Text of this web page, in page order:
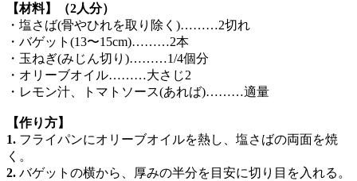
【材料】（2人分）
・塩さば(骨やひれを取り除く)………2切れ
・バゲット(13〜15cm)………2本
・玉ねぎ(みじん切り)………1/4個分
・オリーブオイル………大さじ2
・レモン汁、トマトソース(あれば)………適量
【作り方】
1. フライパンにオリーブオイルを熱し、塩さばの両面を焼
く。
2. バゲットの横から、厚みの半分を目安に切り目を入れる。